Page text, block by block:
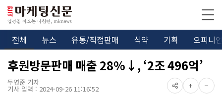
전체 뉴스 유통/직접판매 식약 기획 오피니
후원방문판매 매출 28%↓, ‘2조 496억’
두영준 기자
기사 입력 : 2024-09-26 11:16:52